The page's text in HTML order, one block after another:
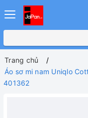
Trang chủ
Áo sơ mi nam Uniqlo
401362